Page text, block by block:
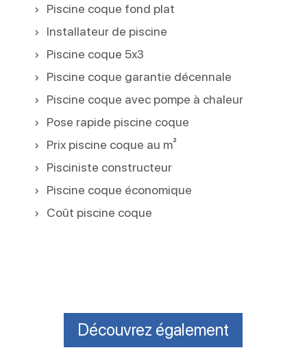
Piscine coque fond plat
Installateur de piscine
Piscine coque 5x3
Piscine coque garantie décennale
Piscine coque avec pompe à chaleur
Pose rapide piscine coque
Prix piscine coque au m²
Pisciniste constructeur
Piscine coque économique
Coût piscine coque
Découvrez également